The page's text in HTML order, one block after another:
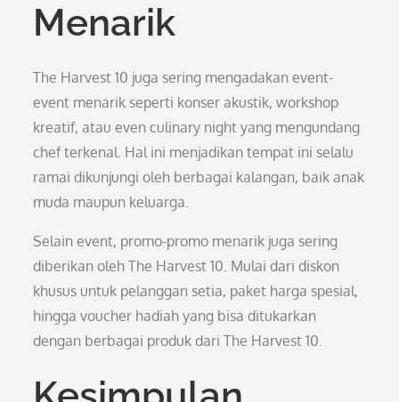
Menarik
The Harvest 10 juga sering mengadakan event-
event menarik seperti konser akustik, workshop
kreatif, atau even culinary night yang mengundang
chef terkenal. Hal ini menjadikan tempat ini selalu
ramai dikunjungi oleh berbagai kalangan, baik anak
muda maupun keluarga.
Selain event, promo-promo menarik juga sering
diberikan oleh The Harvest 10. Mulai dari diskon
khusus untuk pelanggan setia, paket harga spesial,
hingga voucher hadiah yang bisa ditukarkan
dengan berbagai produk dari The Harvest 10.